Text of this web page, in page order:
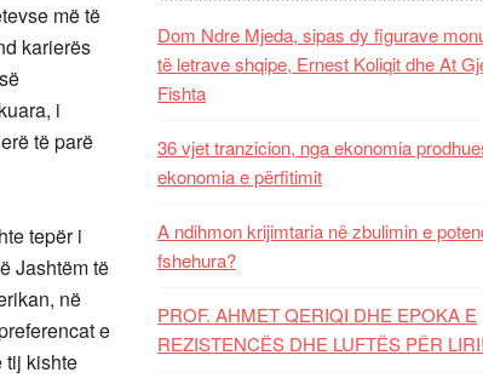
më të
karierës
i
të parë
tepër i
Jashtëm të
në
e
tij kishte
Dom Ndre Mjeda, sipas dy figurave
të letrave shqipe, Ernest Koliqit dhe At
Fishta
36 vjet tranzicion, nga ekonomia
ekonomia e përfitimit
A ndihmon krijimtaria në zbulimin e
fshehura?
PROF. AHMET QERIQI DHE EPOKA E
REZISTENCЁS DHE LUFTЁS PЁR LIRI!